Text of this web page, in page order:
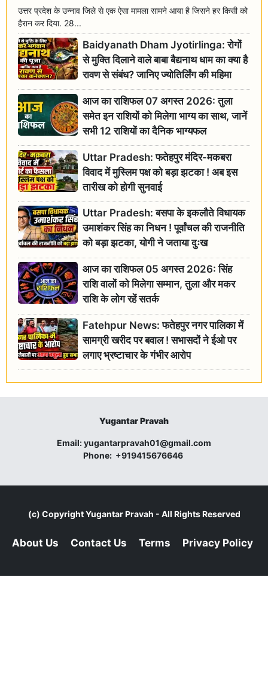
उत्तर प्रदेश के उन्नाव जिले से एक ऐसा मामला सामने आया है जिसने हर किसी को
हैरान कर दिया. 28...
Baidyanath Dham Jyotirlinga: रोगों
से मुक्ति दिलाने वाले बाबा बैद्यनाथ धाम का क्या है
रावण से संबंध? जानिए ज्योतिर्लिंग की महिमा
आज का राशिफल 07 अगस्त 2026: तुला
समेत इन राशियों को मिलेगा भाग्य का साथ, जानें
सभी 12 राशियों का दैनिक भाग्यफल
Uttar Pradesh: फतेहपुर मंदिर-मकबरा
विवाद में मुस्लिम पक्ष को बड़ा झटका ! अब इस
तारीख को होगी सुनवाई
Uttar Pradesh: बसपा के इकलौते विधायक
उमाशंकर सिंह का निधन ! पूर्वांचल की राजनीति
को बड़ा झटका, योगी ने जताया दुःख
आज का राशिफल 05 अगस्त 2026: सिंह
राशि वालों को मिलेगा सम्मान, तुला और मकर
राशि के लोग रहें सतर्क
Fatehpur News: फतेहपुर नगर पालिका में
सामग्री खरीद पर बवाल ! सभासदों ने ईओ पर
लगाए भ्रष्टाचार के गंभीर आरोप
Yugantar Pravah
Email:yugantarpravah01@gmail.com
Phone: +919415676646
(c) CopyrightYugantar Pravah - All Rights Reserved
About Us Contact Us Terms Privacy Policy